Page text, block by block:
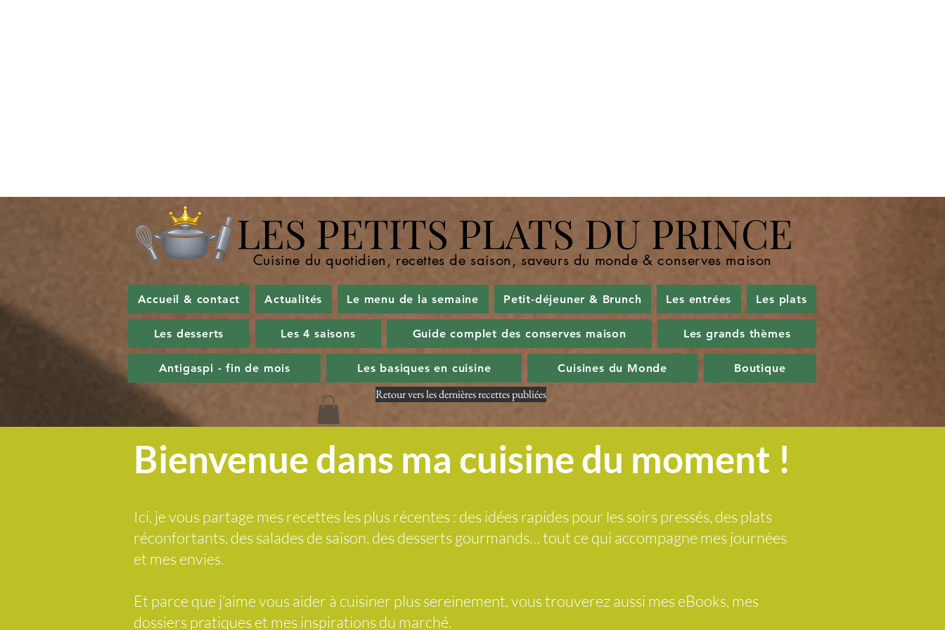
LES PETITS PLATS DU PRINCE
Cuisine du quotidien, recettes de saison, saveurs du monde & conserves maison
Accueil & contact Actualités Le menu de la semaine Petit-déjeuner & Brunch Les entrées Les plats
Les desserts Les 4 saisons Guide complet des conserves maison Les grands thèmes
Antigaspi - fin de mois Les basiques en cuisine Cuisines du Monde Boutique
Retour vers les dernières recettes publiées
Bienvenue dans ma cuisine du moment !
Ici, je vous partage mes recettes les plus récentes : des idées rapides pour les soirs pressés, des plats
réconfortants, des salades de saison, des desserts gourmands… tout ce qui accompagne mes journées
et mes envies.
Et parce que j’aime vous aider à cuisiner plus sereinement, vous trouverez aussi mes eBooks, mes
dossiers pratiques et mes inspirations du marché.